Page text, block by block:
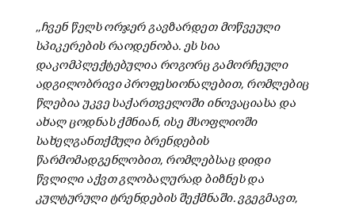
,,ჩვენ წელს ორჯერ გავზარდეთ მოწვეული
სპიკერების რაოდენობა. ეს სია
დაკომპლექტებულია როგორც გამორჩეული
ადგილობრივი პროფესიონალებით, რომლებიც
წლებია უკვე საქართველოში ინოვაციასა და
ახალ ცოდნას ქმნიან, ისე მსოფლიოში
სახელგანთქმული ბრენდების
წარმომადგენლობით, რომლებსაც დიდი
წვლილი აქვთ გლობალურად ბიზნეს და
კულტურული ტრენდების შექმნაში. ვგეგმავთ,